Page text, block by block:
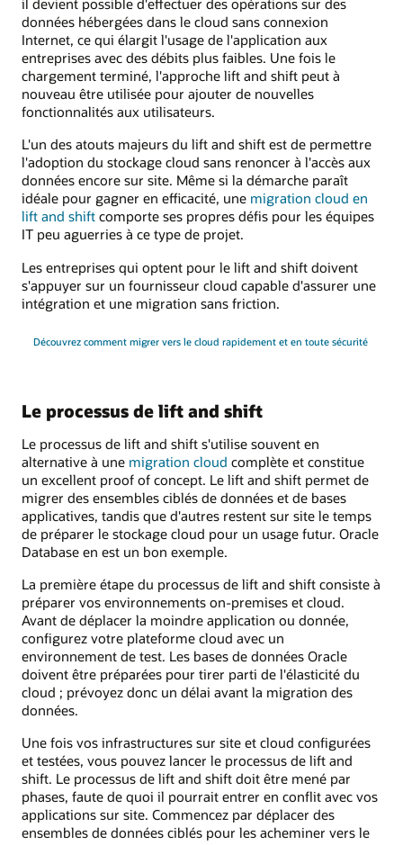
il devient possible d'effectuer des opérations sur des
données hébergées dans le cloud sans connexion
Internet, ce qui élargit l'usage de l'application aux
entreprises avec des débits plus faibles. Une fois le
chargement terminé, l'approche lift and shift peut à
nouveau être utilisée pour ajouter de nouvelles
fonctionnalités aux utilisateurs.
L'un des atouts majeurs du lift and shift est de permettre
l'adoption du stockage cloud sans renoncer à l'accès aux
données encore sur site. Même si la démarche paraît
idéale pour gagner en efficacité, une migration cloud en
lift and shift comporte ses propres défis pour les équipes
IT peu aguerries à ce type de projet.
Les entreprises qui optent pour le lift and shift doivent
s'appuyer sur un fournisseur cloud capable d'assurer une
intégration et une migration sans friction.
Découvrez comment migrer vers le cloud rapidement et en toute sécurité
Le processus de lift and shift
Le processus de lift and shift s'utilise souvent en
alternative à une migration cloud complète et constitue
un excellent proof of concept. Le lift and shift permet de
migrer des ensembles ciblés de données et de bases
applicatives, tandis que d'autres restent sur site le temps
de préparer le stockage cloud pour un usage futur. Oracle
Database en est un bon exemple.
La première étape du processus de lift and shift consiste à
préparer vos environnements on-premises et cloud.
Avant de déplacer la moindre application ou donnée,
configurez votre plateforme cloud avec un
environnement de test. Les bases de données Oracle
doivent être préparées pour tirer parti de l'élasticité du
cloud ; prévoyez donc un délai avant la migration des
données.
Une fois vos infrastructures sur site et cloud configurées
et testées, vous pouvez lancer le processus de lift and
shift. Le processus de lift and shift doit être mené par
phases, faute de quoi il pourrait entrer en conflit avec vos
applications sur site. Commencez par déplacer des
ensembles de données ciblés pour les acheminer vers le